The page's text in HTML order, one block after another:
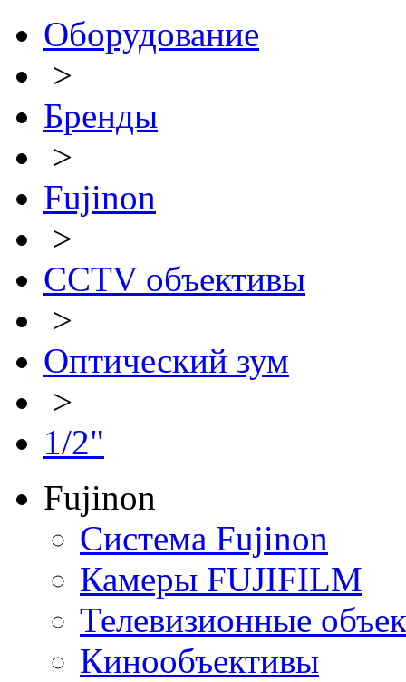
Оборудование
>
Бренды
>
Fujinon
>
CCTV объективы
>
Оптический зум
>
1/2"
Fujinon
Система Fujinon
Камеры FUJIFILM
Телевизионные
Кинообъективы